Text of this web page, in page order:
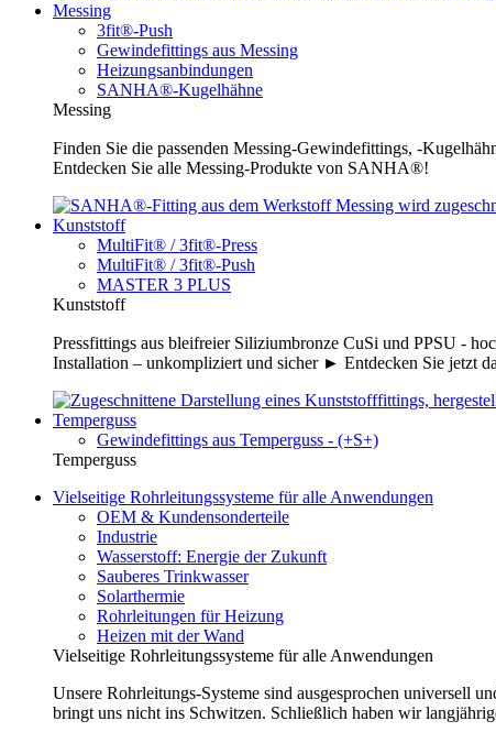
Messing
3fit®-Push
Gewindefittings aus Messing
Heizungsanbindungen
SANHA®-Kugelhähne
Messing
Finden Sie die passenden Messing-Gewindefittings, -
Entdecken Sie alle Messing-Produkte von SANHA®!
Kunststoff
MultiFit® / 3fit®-Press
MultiFit® / 3fit®-Push
MASTER 3 PLUS
Kunststoff
Pressfittings aus bleifreier Siliziumbronze CuSi und PPSU -
Installation – unkompliziert und sicher ► Entdecken Sie jetzt
Temperguss
Gewindefittings aus Temperguss - (+S+)
Temperguss
Vielseitige Rohrleitungssysteme für alle Anwendungen
OEM & Kundensonderteile
Industrie
Wasserstoff: Energie der Zukunft
Sauberes Trinkwasser
Solarthermie
Rohrleitungen für Heizung
Heizen mit der Wand
Vielseitige Rohrleitungssysteme für alle Anwendungen
Unsere Rohrleitungs-Systeme sind ausgesprochen universell
bringt uns nicht ins Schwitzen. Schließlich haben wir